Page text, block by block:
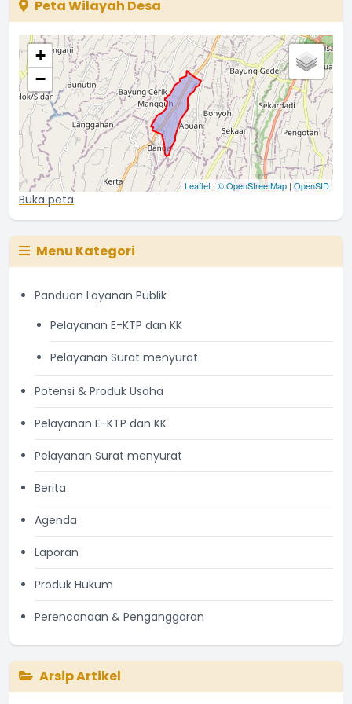
Peta Wilayah Desa
+
−
Leaflet | © OpenStreetMap | OpenSID
Buka peta
Menu Kategori
Panduan Layanan Publik
Pelayanan E-KTP dan KK
Pelayanan Surat menyurat
Potensi & Produk Usaha
Pelayanan E-KTP dan KK
Pelayanan Surat menyurat
Berita
Agenda
Laporan
Produk Hukum
Perencanaan & Penganggaran
Arsip Artikel